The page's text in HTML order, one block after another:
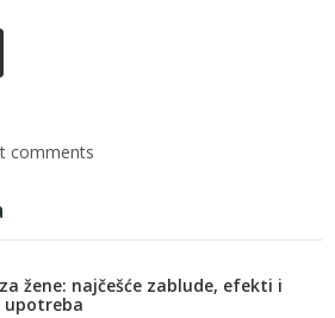
comments
žene: najčešće zablude, efekti i
upotreba